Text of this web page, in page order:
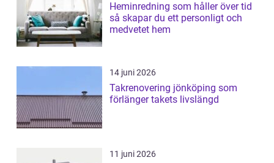
Heminredning som håller över tid
så skapar du ett personligt och
medvetet hem
14 juni 2026
Takrenovering jönköping som
förlänger takets livslängd
11 juni 2026